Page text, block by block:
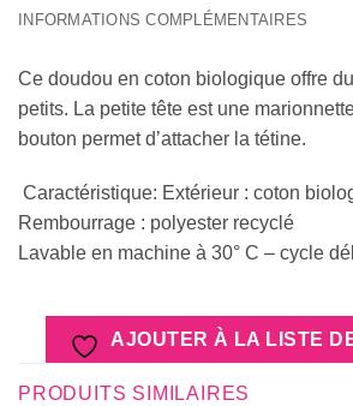
INFORMATIONS COMPLÉMENTAIRES
Ce doudou en coton biologique offre
petits. La petite tête est une
bouton permet d’attacher la tétine.
Caractéristique: Extérieur : coton
Rembourrage : polyester recyclé
Lavable en machine à 30° C – cycle
AJOUTER À LA LISTE
PRODUITS SIMILAIRES